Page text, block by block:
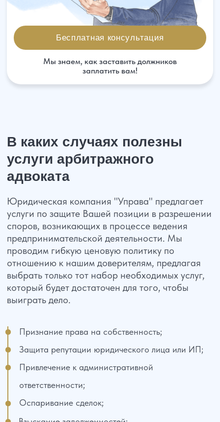
В каких случаях полезны
услуги арбитражного
адвоката
Юридическая компания "Управа" предлагает
услуги по защите Вашей позиции в разрешении
споров, возникающих в процессе ведения
предпринимательской деятельности. Мы
Признание права на собственность;
Защита репутации юридического лица или ИП;
Привлечение к административной
Оспаривание сделок;
Взыскание задолженностей;
Установление фактов, которые имеют
юридическое значение;
Оспаривание ранее заключенных сделок;
Признание договоров недействительными.
арбитражного юриста